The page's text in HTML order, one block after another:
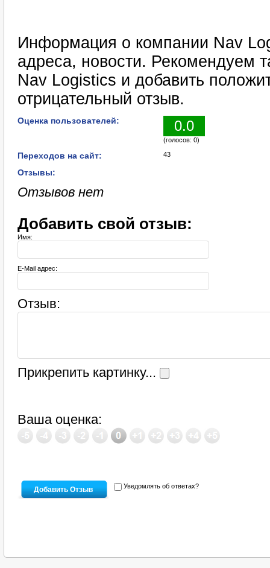
Информация о компании Nav
адреса, новости. Рекомендуем
Nav Logistics и добавить
отрицательный отзыв.
Оценка пользователей: 0.0
(голосов: 0)
Переходов на сайт: 43
Отзывы:
Отзывов нет
Добавить свой отзыв:
Имя:
E-Mail адрес:
Отзыв:
Прикрепить картинку...
Ваша оценка:
Уведомлять об ответах?